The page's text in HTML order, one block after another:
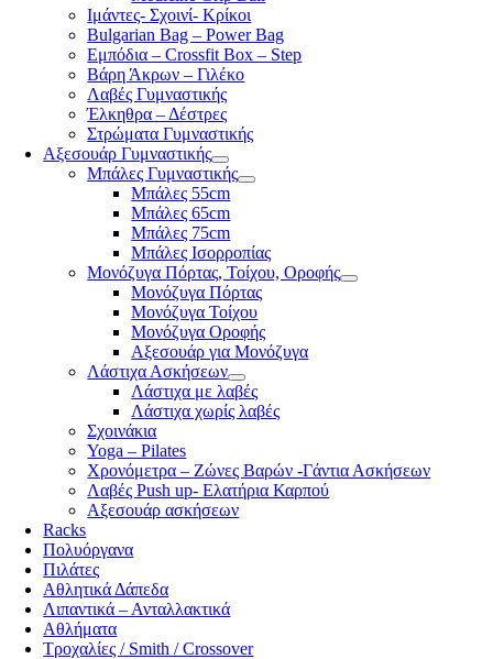
Ιμάντες- Σχοινί- Κρίκοι
Bulgarian Bag – Power Bag
Εμπόδια – Crossfit Box – Step
Βάρη Άκρων – Γιλέκο
Λαβές Γυμναστικής
Έλκηθρα – Δέστρες
Στρώματα Γυμναστικής
Αξεσουάρ Γυμναστικής
Μπάλες Γυμναστικής
Μπάλες 55cm
Μπάλες 65cm
Μπάλες 75cm
Μπάλες Ισορροπίας
Μονόζυγα Πόρτας, Τοίχου, Οροφής
Μονόζυγα Πόρτας
Μονόζυγα Τοίχου
Μονόζυγα Οροφής
Αξεσουάρ για Μονόζυγα
Λάστιχα Ασκήσεων
Λάστιχα με λαβές
Λάστιχα χωρίς λαβές
Σχοινάκια
Yoga – Pilates
Χρονόμετρα – Ζώνες Βαρών -Γάντια Ασκήσεων
Λαβές Push up- Ελατήρια Καρπού
Αξεσουάρ ασκήσεων
Racks
Πολυόργανα
Πιλάτες
Αθλητικά Δάπεδα
Λιπαντικά – Ανταλλακτικά
Αθλήματα
Τροχαλίες / Smith / Crossover